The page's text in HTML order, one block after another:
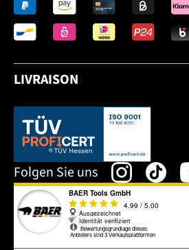
LIVRAISON
Dieser Link öffnet sich in einem neuen
Folgen Sie uns